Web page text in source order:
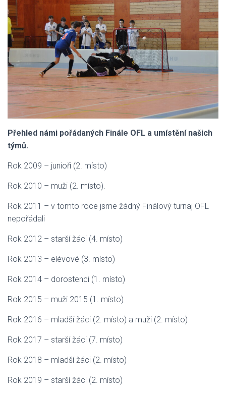
Přehled námi pořádaných Finále OFL a umístění našich
týmů.
Rok 2009 – junioři (2. místo)
Rok 2010 – muži (2. místo).
Rok 2011 – v tomto roce jsme žádný Finálový turnaj OFL
nepořádali
Rok 2012 – starší žáci (4. místo)
Rok 2013 – elévové (3. místo)
Rok 2014 – dorostenci (1. místo)
Rok 2015 – muži 2015 (1. místo)
Rok 2016 – mladší žáci (2. místo) a muži (2. místo)
Rok 2017 – starší žáci (7. místo)
Rok 2018 – mladší žáci (2. místo)
Rok 2019 – starší žáci (2. místo)